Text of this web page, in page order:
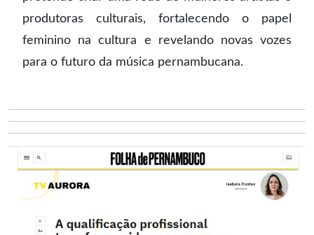
produtoras culturais, fortalecendo o papel
feminino na cultura e revelando novas vozes
para o futuro da música pernambucana.